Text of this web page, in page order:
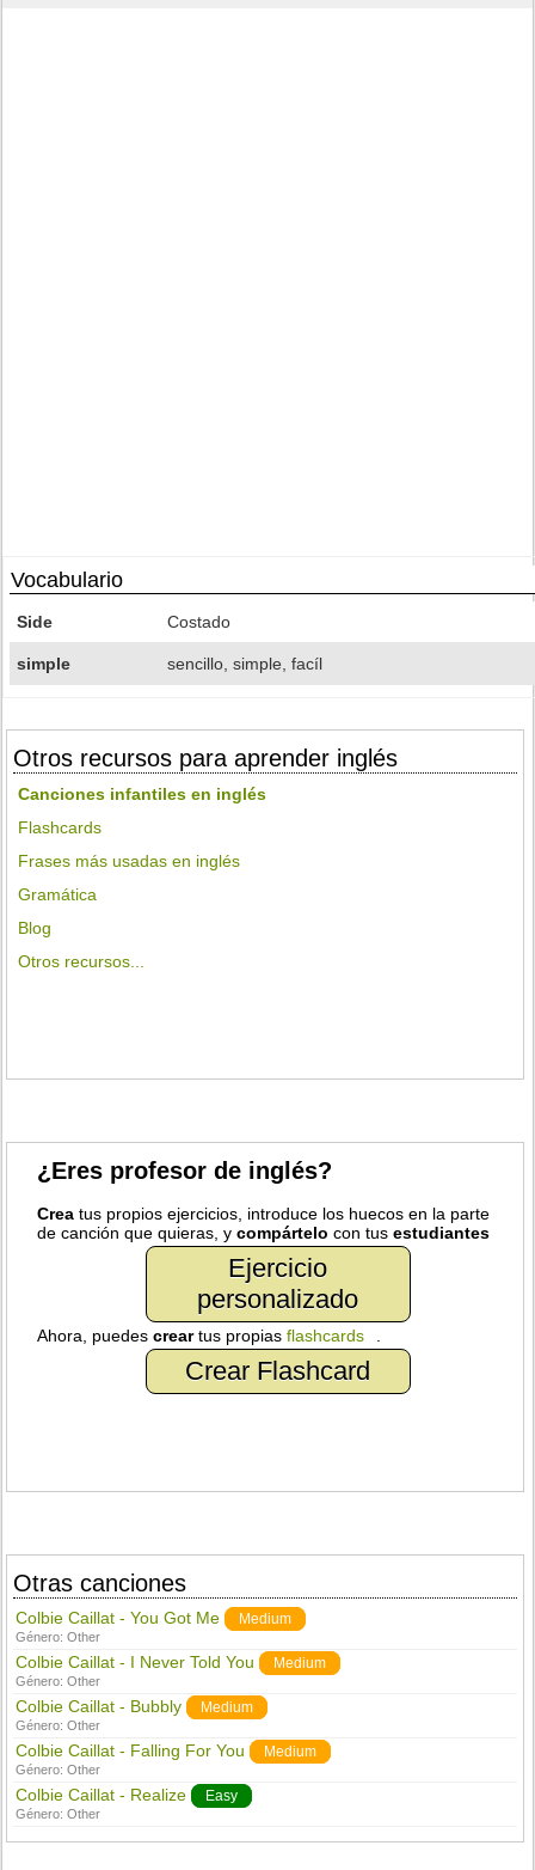
Vocabulario
Side Costado
simple sencillo, simple, facíl
Otros recursos para aprender inglés
Canciones infantiles en inglés
Flashcards
Frases más usadas en inglés
Gramática
Blog
Otros recursos...
¿Eres profesor de inglés?
Crea tus propios ejercicios, introduce los huecos en la parte
de canción que quieras, ycompártelo con tusestudiantes
Ejercicio
personalizado
Ahora, puedescreartus propiasflashcards
Crear Flashcard
Otras canciones
Colbie Caillat - You Got Me Medium
Género:Other
Colbie Caillat - I Never Told You Medium
Género:Other
Colbie Caillat - Bubbly Medium
Género:Other
Colbie Caillat - Falling For You Medium
Género:Other
Colbie Caillat - Realize Easy
Género:Other